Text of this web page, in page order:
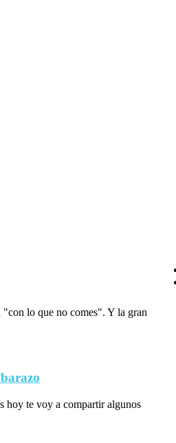
"con lo que no comes". Y la gran
hoy te voy a compartir algunos